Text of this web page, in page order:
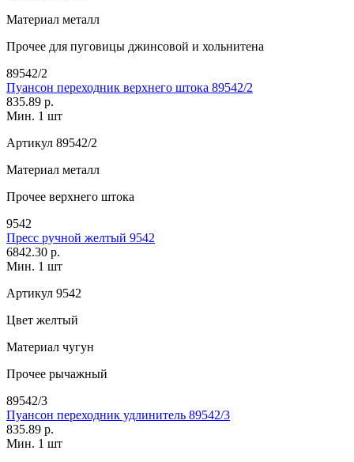
Материал металл
Прочее для пуговицы джинсовой и хольнитена
89542/2
Пуансон переходник верхнего штока 89542/2
835.89 р.
Мин. 1 шт
Артикул 89542/2
Материал металл
Прочее верхнего штока
9542
Пресс ручной желтый 9542
6842.30 р.
Мин. 1 шт
Артикул 9542
Цвет желтый
Материал чугун
Прочее рычажный
89542/3
Пуансон переходник удлинитель 89542/3
835.89 р.
Мин. 1 шт